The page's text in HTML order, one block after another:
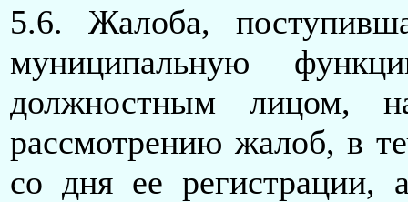
5.6. Жалоба,
муниципальную
должностным лицом,
рассмотрению жалоб, в
со дня ее регистрации,